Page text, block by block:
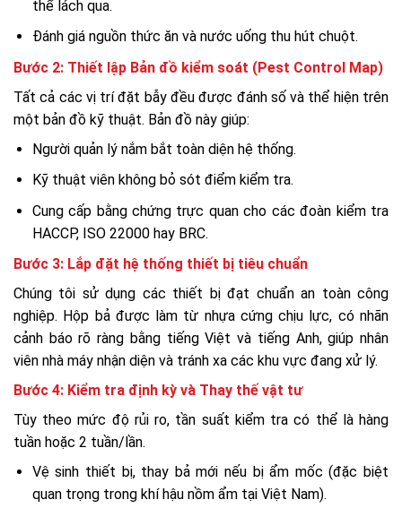
thể lách qua.
Đánh giá nguồn thức ăn và nước uống thu hút chuột.
Bước 2: Thiết lập Bản đồ kiểm soát (Pest Control Map)
Tất cả các vị trí đặt bẫy đều được đánh số và thể hiện trên
một bản đồ kỹ thuật. Bản đồ này giúp:
Người quản lý nắm bắt toàn diện hệ thống.
Kỹ thuật viên không bỏ sót điểm kiểm tra.
Cung cấp bằng chứng trực quan cho các đoàn kiểm tra
HACCP, ISO 22000 hay BRC.
Bước 3: Lắp đặt hệ thống thiết bị tiêu chuẩn
Chúng tôi sử dụng các thiết bị đạt chuẩn an toàn công
nghiệp. Hộp bả được làm từ nhựa cứng chịu lực, có nhãn
cảnh báo rõ ràng bằng tiếng Việt và tiếng Anh, giúp nhân
viên nhà máy nhận diện và tránh xa các khu vực đang xử lý.
Bước 4: Kiểm tra định kỳ và Thay thế vật tư
Tùy theo mức độ rủi ro, tần suất kiểm tra có thể là hàng
tuần hoặc 2 tuần/lần.
Vệ sinh thiết bị, thay bả mới nếu bị ẩm mốc (đặc biệt
quan trọng trong khí hậu nồm ẩm tại Việt Nam).